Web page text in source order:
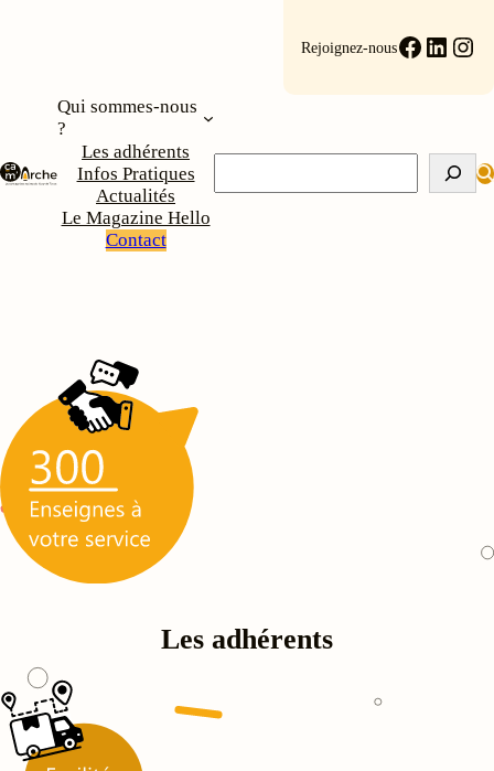
Rejoignez-nous
Qui sommes-nous
?
Les adhérents
Infos Pratiques
Actualités
Le Magazine Hello
Contact
Les adhérents